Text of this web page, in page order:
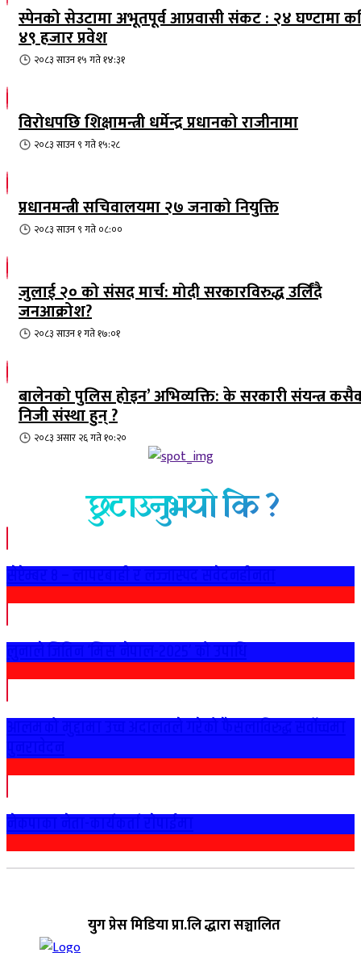
स्पेनको सेउटामा अभूतपूर्व आप्रवासी संकट : २४ घण्टामा
४९ हजार प्रवेश
२०८३ साउन १५ गते १४:३१
विरोधपछि शिक्षामन्त्री धर्मेन्द्र प्रधानको राजीनामा
२०८३ साउन ९ गते १५:२८
प्रधानमन्त्री सचिवालयमा २७ जनाको नियुक्ति
२०८३ साउन ९ गते ०८:००
जुलाई २० को संसद मार्च: मोदी सरकारविरुद्ध उर्लिंदै
जनआक्रोश?
२०८३ साउन १ गते १७:०१
बालेनको पुलिस होइन’ अभिव्यक्ति: के सरकारी संयन्त्र
निजी संस्था हुन् ?
२०८३ असार २६ गते १०:२०
छुटाउनुभयो कि ?
युग प्रेस मिडिया प्रा.लि द्धारा सञ्चालित